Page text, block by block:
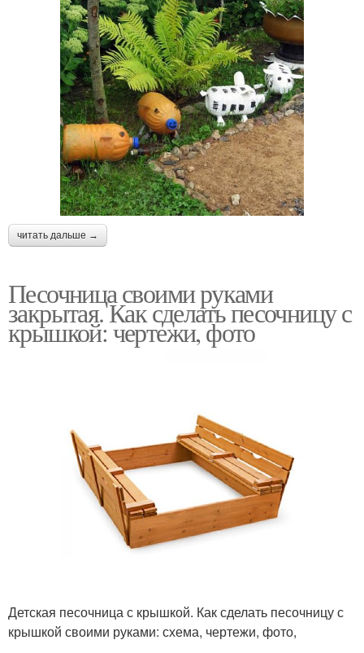
читать дальше →
Песочница своими руками
закрытая. Как сделать песочницу с
крышкой: чертежи, фото
Детская песочница с крышкой. Как сделать песочницу с
крышкой своими руками: схема, чертежи, фото,